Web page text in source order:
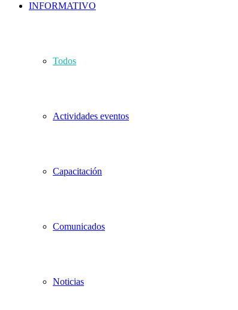
INFORMATIVO
Todos
Actividades eventos
Capacitación
Comunicados
Noticias